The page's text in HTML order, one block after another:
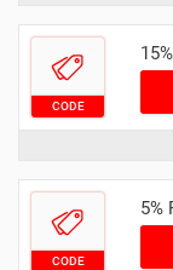
CODE
CODE
5%